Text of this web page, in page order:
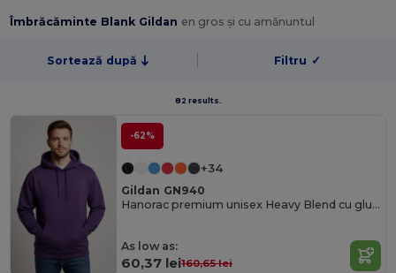
Îmbrăcăminte Blank Gildan en gros și cu amănuntul
Sortează după Filtru ✓
82 results.
-62%
+34
Gildan GN940
Hanorac premium unisex Heavy Blend cu glugă
As low as:
60,37 lei160,65 lei